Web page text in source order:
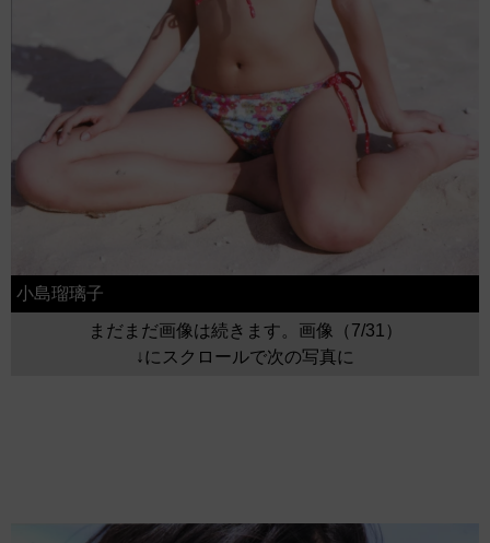
小島瑠璃子
まだまだ画像は続きます。画像（7/31）
↓にスクロールで次の写真に